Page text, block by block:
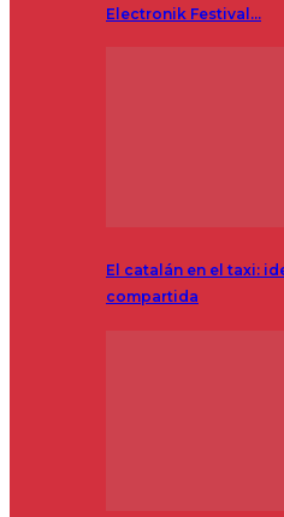
Electronik Festival…
El catalán en el taxi:
compartida